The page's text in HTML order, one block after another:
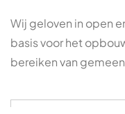
Wij geloven in open
basis voor het
bereiken van